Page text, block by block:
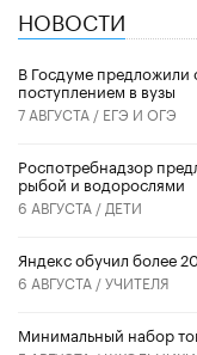
НОВОСТИ
В Госдуме предложили
поступлением в вузы
7 АВГУСТА / ЕГЭ И ОГЭ
Роспотребнадзор
рыбой и водорослями
6 АВГУСТА / ДЕТИ
​Яндекс обучил более
6 АВГУСТА /УЧИТЕЛЯ
Минимальный набор